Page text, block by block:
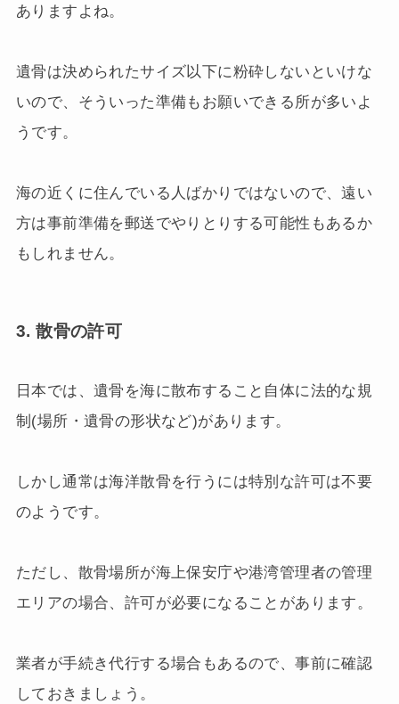
ありますよね。
遺骨は決められたサイズ以下に粉砕しないといけな
いので、そういった準備もお願いできる所が多いよ
うです。
海の近くに住んでいる人ばかりではないので、遠い
方は事前準備を郵送でやりとりする可能性もあるか
もしれません。
3. 散骨の許可
日本では、遺骨を海に散布すること自体に法的な規
制(場所・遺骨の形状など)があります。
しかし通常は海洋散骨を行うには特別な許可は不要
のようです。
ただし、散骨場所が海上保安庁や港湾管理者の管理
エリアの場合、許可が必要になることがあります。
業者が手続き代行する場合もあるので、事前に確認
しておきましょう。